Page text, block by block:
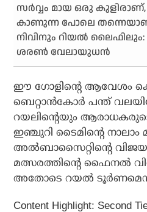
സര്‍വ്വം മായ ഒരു
കാണുന്ന പോലെ
നിവിനും റിയല്‍ ലൈഫിലും:
ശരണ്‍ വേലായുധന്‍
ഈ ഗോളിന്റെ ആവേശം
ബെറ്റാന്‍കോര്‍ പന്ത്
റയലിന്റെയും
ഇഞ്ചുറി ടൈമിന്റെ നാലാം
അല്‍ബാസൈറ്റിന്റെ
മത്സരത്തിന്റെ ഫൈനല്‍
അതോടെ റയല്‍
Content Highlight: Second